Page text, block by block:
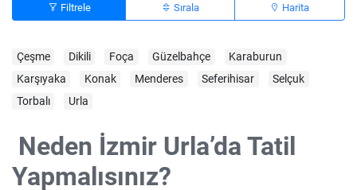
Filtrele Sırala Harita
Çeşme Dikili Foça Güzelbahçe
Karaburun
Karşıyaka
Konak Menderes Seferihisar
Selçuk
Torbalı
Urla
Neden İzmir Urla’da Tatil
Yapmalısınız?